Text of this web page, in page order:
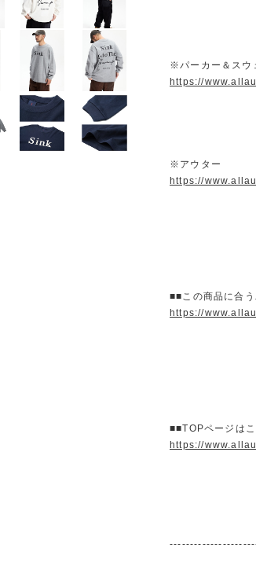
※パーカー＆スウ
https://
※アウター
https://
■■この商品に合
https://
■■TOPページは
https://